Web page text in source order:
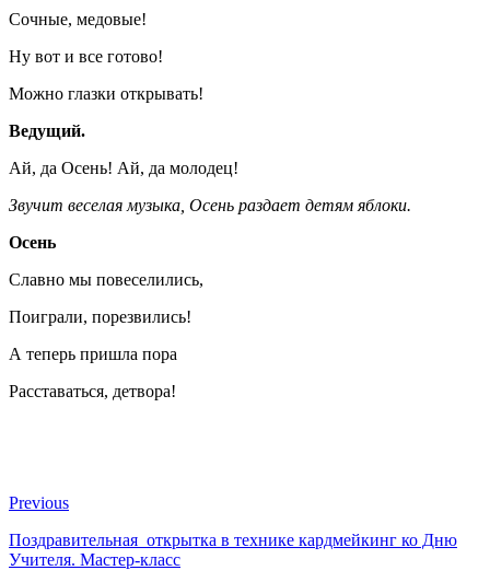
Сочные, медовые!
Ну вот и все готово!
Можно глазки открывать!
Ведущий.
Ай, да Осень! Ай, да молодец!
Звучит веселая музыка, Осень раздает детям яблоки.
Осень
Славно мы повеселились,
Поиграли, порезвились!
А теперь пришла пора
Расставаться, детвора!
Previous
Поздравительная открытка в технике кардмейкинг ко Дню
Учителя. Мастер-класс